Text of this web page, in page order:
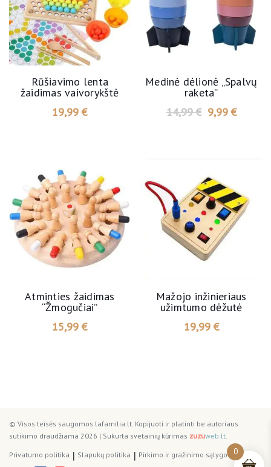
Rūšiavimo lenta
žaidimas vaivorykštė
19,99€
Medinė dėlionė „Spalvų
raketa”
14,99€ 9,99€
Atminties žaidimas
“Žmogučiai”
15,99€
Mažojo inžinieriaus
užimtumo dėžutė
19,99€
© Visos teisės saugomos lafamilia.lt. Kopijuoti ir platinti be autoriaus
sutikimo draudžiama 2026 | Sukurta svetainių kūrimas zuzuweb.lt
Privatumo politika | Slapukų politika | Pirkimo ir gražinimo sąlygos 0